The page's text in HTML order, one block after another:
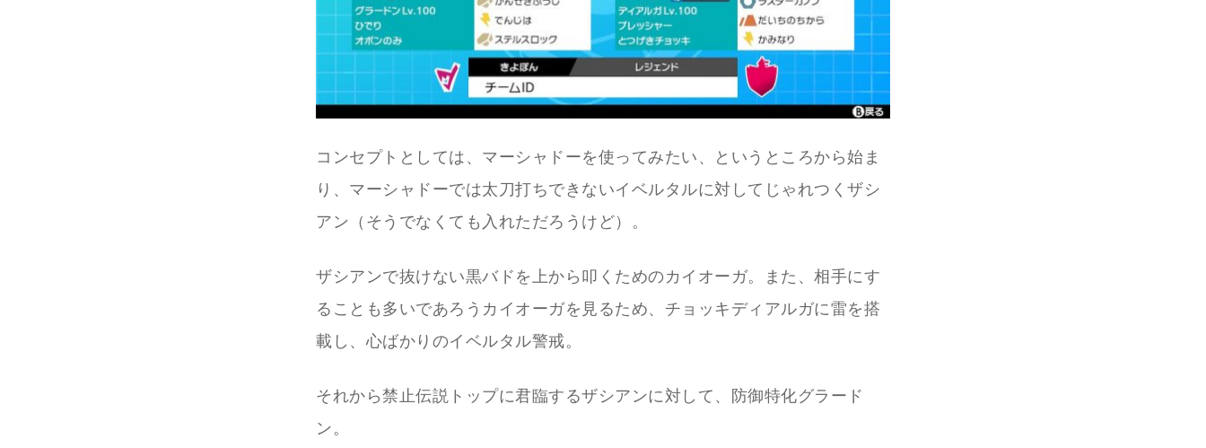
コンセプトとしては、マーシャドーを使ってみたい、というところから始ま
り、マーシャドーでは太刀打ちできないイベルタルに対してじゃれつくザシ
アン（そうでなくても入れただろうけど）。
ザシアンで抜けない黒バドを上から叩くためのカイオーガ。また、相手にす
ることも多いであろうカイオーガを見るため、チョッキディアルガに雷を搭
載し、心ばかりのイベルタル警戒。
それから禁止伝説トップに君臨するザシアンに対して、防御特化グラード
ン。